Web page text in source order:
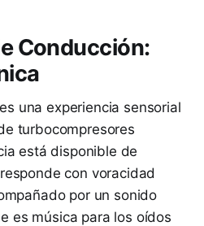
Conducción:
una experiencia sensorial
turbocompresores
está disponible de
con voracidad
por un sonido
es música para los oídos